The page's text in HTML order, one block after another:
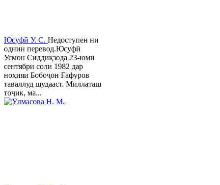
Юсуфӣ У. C. Недоступен ни
однин перевод.Юсуфӣ
Усмон Сиддиқзода 23-юми
сентябри соли 1982 дар
ноҳияи Бобоҷон Ғафуров
таваллуд шудааст. Миллаташ
тоҷик, ма...